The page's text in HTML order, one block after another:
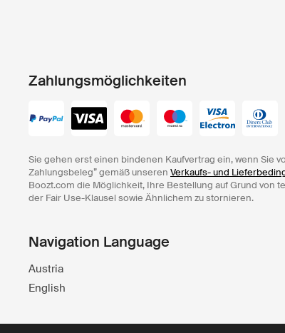
Zahlungsmöglichkeiten
Sie gehen erst einen bindenen Kaufvertrag ein, wenn Sie
Zahlungsbeleg” gemäß unseren Verkaufs- und
Boozt.com die Möglichkeit, Ihre Bestellung auf Grund von
der Fair Use-Klausel sowie Ähnlichem zu stornieren.
Navigation Language
Austria
English